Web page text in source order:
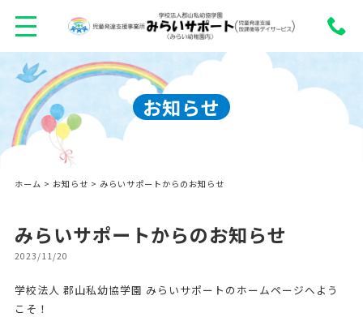
お知らせ
ホーム > お知らせ > みらいサポートからのお知らせ
みらいサポートからのお知らせ
2023/11/20
学校法人 郡山私幼協学園 みらいサポートのホームページへよう
こそ！